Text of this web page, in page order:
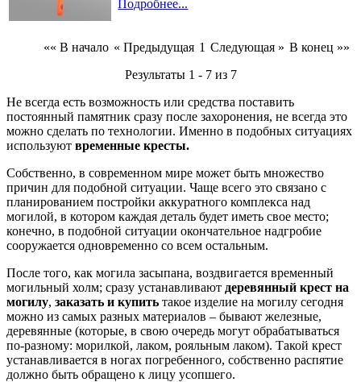
Подробнее...
«« В начало « Предыдущая 1 Следующая » В конец »»
Результаты 1 - 7 из 7
Не всегда есть возможность или средства поставить
постоянный памятник сразу после захоронения, не всегда это
можно сделать по технологии. Именно в подобных ситуациях
используют временные кресты.
Собственно, в современном мире может быть множество
причин для подобной ситуации. Чаще всего это связано с
планированием постройки аккуратного комплекса над
могилой, в котором каждая деталь будет иметь свое место;
конечно, в подобной ситуации окончательное надгробие
сооружается одновременно со всем остальным.
После того, как могила засыпана, воздвигается временный
могильный холм; сразу устанавливают деревянный крест на
могилу, заказать и купить такое изделие на могилу сегодня
можно из самых разных материалов – бывают железные,
деревянные (которые, в свою очередь могут обрабатываться
по-разному: морилкой, лаком, рояльным лаком). Такой крест
устанавливается в ногах погребенного, собственно распятие
должно быть обращено к лицу усопшего.